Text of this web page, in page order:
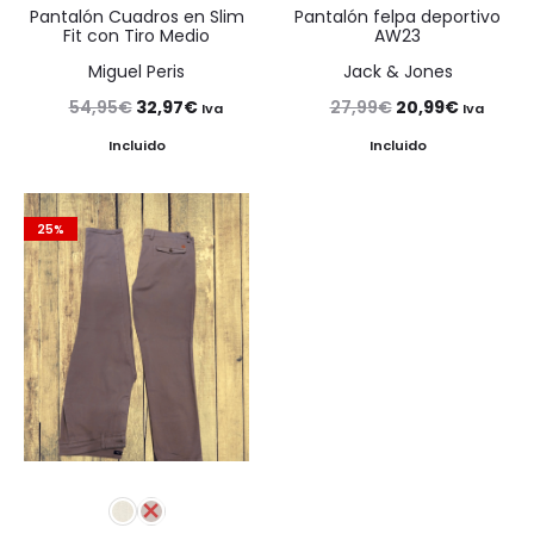
Pantalón Cuadros en Slim
Fit con Tiro Medio
Miguel Peris
54,95€ El
precio
era:
54,95€.
32,97€El
es:
32,97€.
Iva
Incluido
Pantalón felpa deportivo
AW23
Jack & Jones
27,99€ El
precio
20,99€ElIva
Incluido
25%